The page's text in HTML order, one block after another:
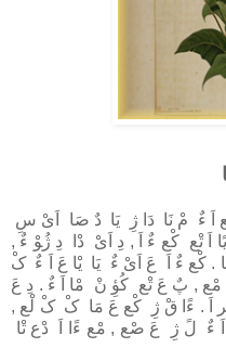
اَ ءٌ مْ ﻧَﺎ دَا ژِ ﻳَﺎ دٌ ﺻَﺎ اَىْ سِ
اَ ﺗْﻊ ﻛْﻊ ءٌ اَ , دِ اَىْ دْا دِ ژُﻮْ ءٌ ,
ﻛْﻊ ءٌ اَ عَ اَىْ ءٌ ﻳَﺎ ﻳْﺎ عَ اَ ءٌ کْ
, پٌ عَ ﺗْﻊ ﻛُﻮِٔ نْ ﻣْﺎ اَ ءٌ . دِ عَ
اَ . ءًا قْ ژِ ﻛْﻊ عَ ﻣَﺎ کْ کْ ﻟْﻊ ,
لً ژِ عَ ﺻْﻊ , ﻣْﻊ ءًا اَ دْع ﺗْﺎ